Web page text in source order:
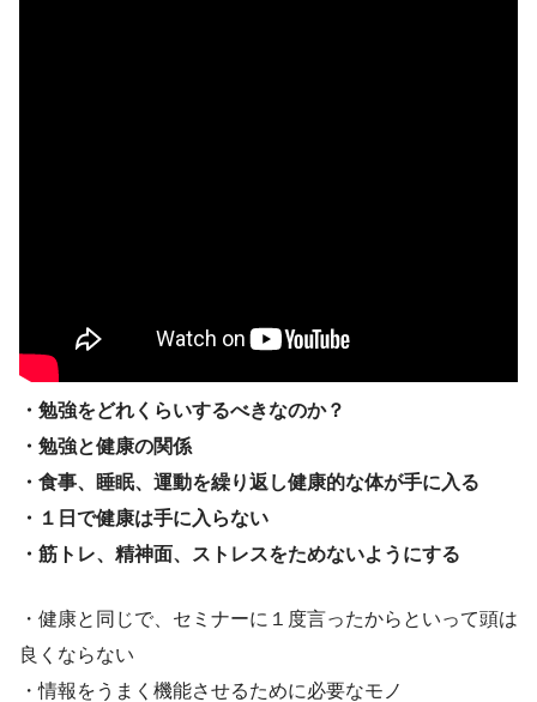
・勉強をどれくらいするべきなのか？
・勉強と健康の関係
・食事、睡眠、運動を繰り返し健康的な体が手に入る
・１日で健康は手に入らない
・筋トレ、精神面、ストレスをためないようにする
・健康と同じで、セミナーに１度言ったからといって頭は
良くならない
・情報をうまく機能させるために必要なモノ